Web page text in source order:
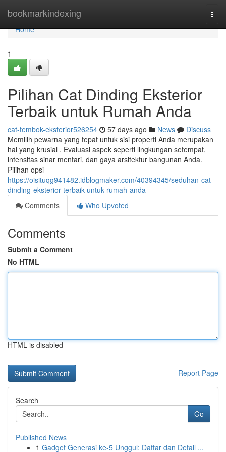
bookmarkindexing
Home
Home
1
Pilihan Cat Dinding Eksterior
Terbaik untuk Rumah Anda
cat-tembok-eksterior526254 57 days ago News
Discuss
Memilih pewarna yang tepat untuk sisi properti Anda merupakan
hal yang krusial . Evaluasi aspek seperti lingkungan setempat,
intensitas sinar mentari, dan gaya arsitektur bangunan Anda.
Pilihan opsi
https://oisituqg941482.idblogmaker.com/40394345/seduhan-cat-
dinding-eksterior-terbaik-untuk-rumah-anda
Comments
Who Upvoted
Comments
Submit a Comment
No HTML
HTML is disabled
Report Page
Search
Go
Published News
1 Gadget Generasi ke-5 Unggul: Daftar dan Detail ...